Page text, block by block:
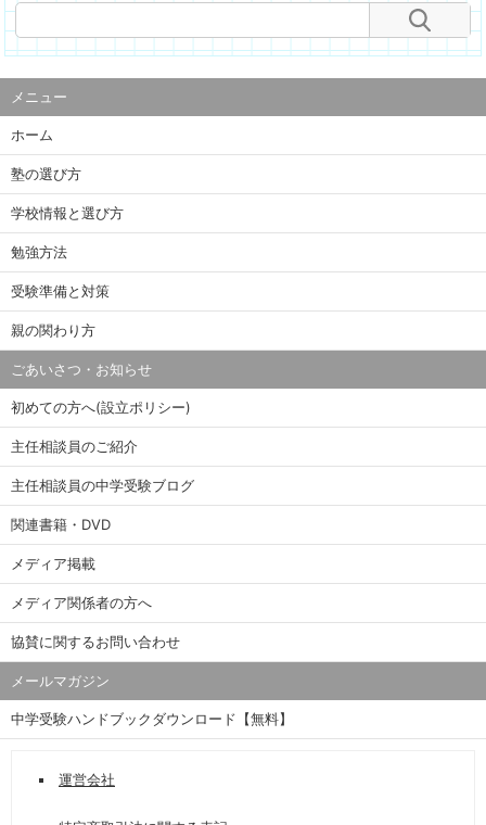
メニュー
ホーム
塾の選び方
学校情報と選び方
勉強方法
受験準備と対策
親の関わり方
ごあいさつ・お知らせ
初めての方へ(設立ポリシー)
主任相談員のご紹介
主任相談員の中学受験ブログ
関連書籍・DVD
メディア掲載
メディア関係者の方へ
協賛に関するお問い合わせ
メールマガジン
中学受験ハンドブックダウンロード【無料】
運営会社